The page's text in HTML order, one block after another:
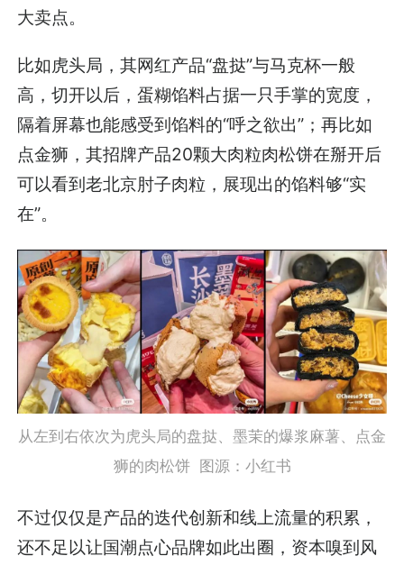
大卖点。
比如虎头局，其网红产品“盘挞”与马克杯一般
高，切开以后，蛋糊馅料占据一只手掌的宽度，
隔着屏幕也能感受到馅料的“呼之欲出”；再比如
点金狮，其招牌产品20颗大肉粒肉松饼在掰开后
可以看到老北京肘子肉粒，展现出的馅料够“实
在”。
从左到右依次为虎头局的盘挞、墨茉的爆浆麻薯、点金
狮的肉松饼 图源：小红书
不过仅仅是产品的迭代创新和线上流量的积累，
还不足以让国潮点心品牌如此出圈，资本嗅到风